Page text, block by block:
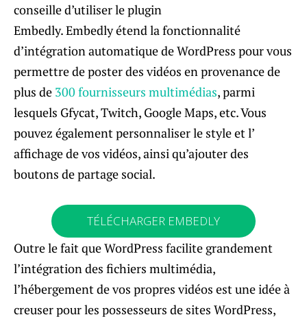
conseille d’utiliser le plugin
Embedly. Embedly étend la fonctionnalité
d’intégration automatique de WordPress pour vous
permettre de poster des vidéos en provenance de
plus de 300 fournisseurs multimédias, parmi
lesquels Gfycat, Twitch, Google Maps, etc. Vous
pouvez également personnaliser le style et l’
affichage de vos vidéos, ainsi qu’ajouter des
boutons de partage social.
TÉLÉCHARGER EMBEDLY
Outre le fait que WordPress facilite grandement
l’intégration des fichiers multimédia,
l’hébergement de vos propres vidéos est une idée à
creuser pour les possesseurs de sites WordPress,